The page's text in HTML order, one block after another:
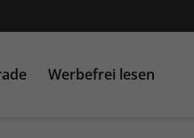
Werbefrei lesen